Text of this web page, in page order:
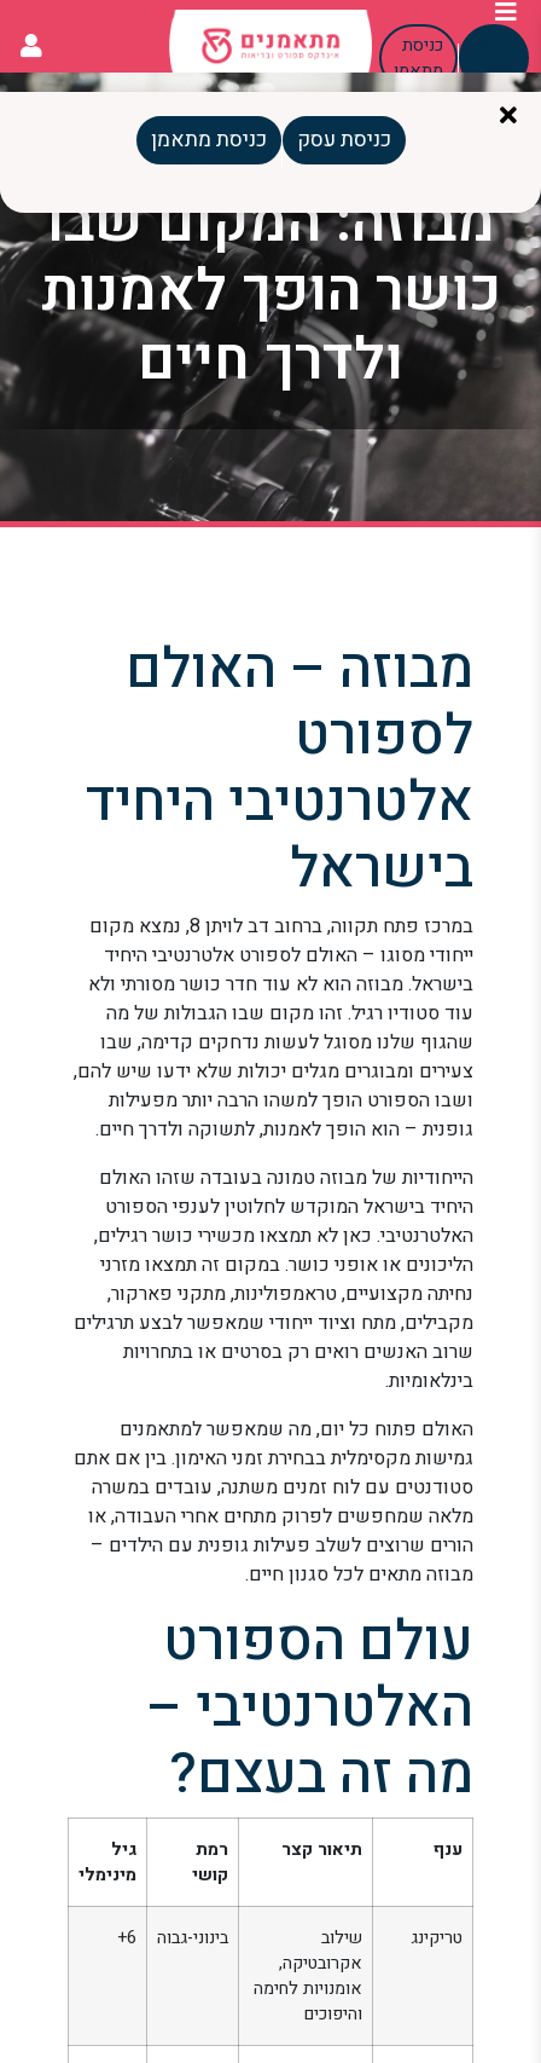
עסק
כניסת
מתאמן
כניסת עסק כניסת מתאמן
מבוזה: המקום שבו
כושר הופך לאמנות
ולדרך חיים
מבוזה – האולם
לספורט
אלטרנטיבי היחיד
בישראל
במרכז פתח תקווה, ברחוב דב לויתן 8, נמצא מקום
ייחודי מסוגו – האולם לספורט אלטרנטיבי היחיד
בישראל. מבוזה הוא לא עוד חדר כושר מסורתי ולא
עוד סטודיו רגיל. זהו מקום שבו הגבולות של מה
שהגוף שלנו מסוגל לעשות נדחקים קדימה, שבו
צעירים ומבוגרים מגלים יכולות שלא ידעו שיש להם,
ושבו הספורט הופך למשהו הרבה יותר מפעילות
גופנית – הוא הופך לאמנות, לתשוקה ולדרך חיים.
הייחודיות של מבוזה טמונה בעובדה שזהו האולם
היחיד בישראל המוקדש לחלוטין לענפי הספורט
האלטרנטיבי. כאן לא תמצאו מכשירי כושר רגילים,
הליכונים או אופני כושר. במקום זה תמצאו מזרני
נחיתה מקצועיים, טראמפולינות, מתקני פארקור,
מקבילים, מתח וציוד ייחודי שמאפשר לבצע תרגילים
שרוב האנשים רואים רק בסרטים או בתחרויות
בינלאומיות.
האולם פתוח כל יום, מה שמאפשר למתאמנים
גמישות מקסימלית בבחירת זמני האימון. בין אם אתם
סטודנטים עם לוח זמנים משתנה, עובדים במשרה
מלאה שמחפשים לפרוק מתחים אחרי העבודה, או
הורים שרוצים לשלב פעילות גופנית עם הילדים –
מבוזה מתאים לכל סגנון חיים.
עולם הספורט
האלטרנטיבי –
מה זה בעצם?
ענף תיאור קצר
רמת
קושי
גיל
מינימלי
טריקינג
שילוב
אקרובטיקה,
אומנויות לחימה
והיפוכים
בינוני-גבוה 6+